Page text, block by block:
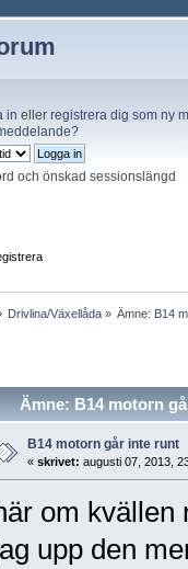
in eller registrera dig som ny
och önskad sessionslängd
Drivlina/Växellåda» Ämne: B14
Ämne: B14 motorn
B14 motorn går inte runt
« skrivet: augusti 07, 2013,
om kvällen
upp den